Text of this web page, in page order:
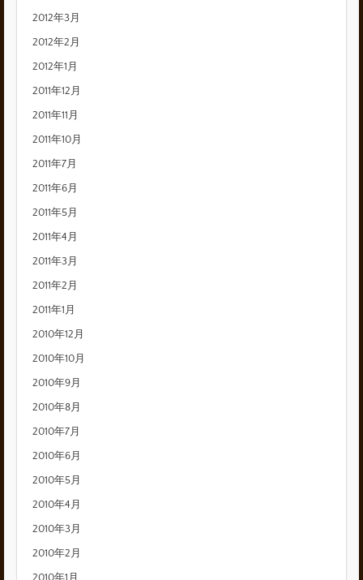
2012年3月
2012年2月
2012年1月
2011年12月
2011年11月
2011年10月
2011年7月
2011年6月
2011年5月
2011年4月
2011年3月
2011年2月
2011年1月
2010年12月
2010年10月
2010年9月
2010年8月
2010年7月
2010年6月
2010年5月
2010年4月
2010年3月
2010年2月
2010年1月